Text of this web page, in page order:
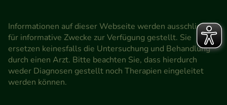
Informationen auf dieser Webseite werden ausschließlich
für informative Zwecke zur Verfügung gestellt. Sie
ersetzen keinesfalls die Untersuchung und Behandlung
durch einen Arzt. Bitte beachten Sie, dass hierdurch
weder Diagnosen gestellt noch Therapien eingeleitet
werden können.